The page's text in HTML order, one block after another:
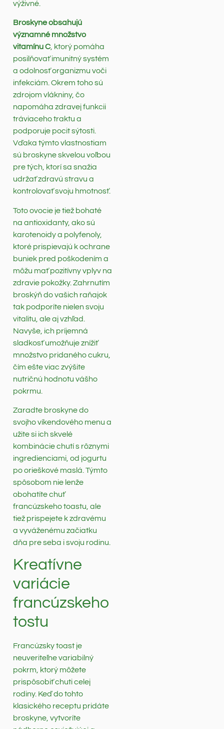
výživné.
Broskyne obsahujú
významné množstvo
vitamínu C, ktorý pomáha
posilňovať imunitný systém
a odolnosť organizmu voči
infekciám. Okrem toho sú
zdrojom vlákniny, čo
napomáha zdravej funkcii
tráviaceho traktu a
podporuje pocit sýtosti.
Vďaka týmto vlastnostiam
sú broskyne skvelou voľbou
pre tých, ktorí sa snažia
udržať zdravú stravu a
kontrolovať svoju hmotnosť.
Toto ovocie je tiež bohaté
na antioxidanty, ako sú
karotenoidy a polyfenoly,
ktoré prispievajú k ochrane
buniek pred poškodením a
môžu mať pozitívny vplyv na
zdravie pokožky. Zahrnutím
broskýň do vašich raňajok
tak podporíte nielen svoju
vitalitu, ale aj vzhľad.
Navyše, ich príjemná
sladkosť umožňuje znížiť
množstvo pridaného cukru,
čím ešte viac zvýšite
nutričnú hodnotu vášho
pokrmu.
Zaradte broskyne do
svojho víkendového menu a
užite si ich skvelé
kombinácie chutí s rôznymi
ingredienciami, od jogurtu
po orieškové maslá. Týmto
spôsobom nie lenže
obohatíte chuť
francúzskeho toastu, ale
tiež prispejete k zdravému
a vyváženému začiatku
dňa pre seba i svoju rodinu.
Kreatívne
variácie
francúzskeho
tostu
Francúzsky toast je
neuveriteľne variabilný
pokrm, ktorý môžete
prispôsobiť chuti celej
rodiny. Keď do tohto
klasického receptu pridáte
broskyne, vytvoríte